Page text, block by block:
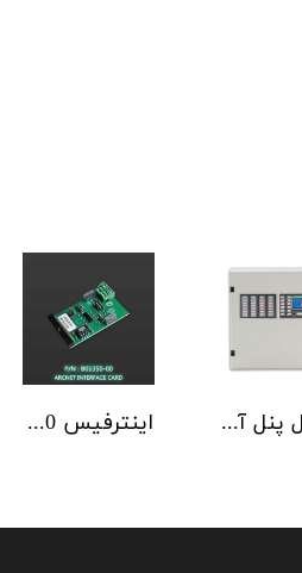
اینترفیس NSC | ArcNET B01350-00 کنترل پنل آدرس پذیر C-TEC سری ZFP یک تا 4 لوپ کابینت استاندارد